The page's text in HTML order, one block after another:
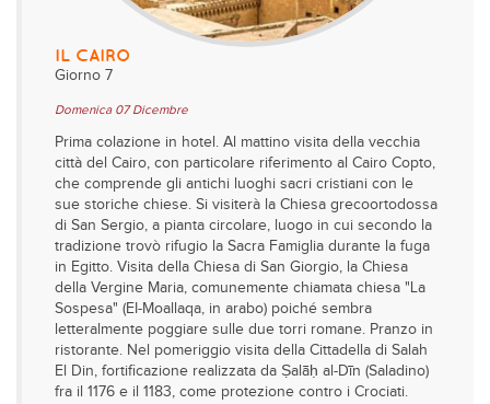
IL CAIRO
Giorno 7
Domenica 07 Dicembre
Prima colazione in hotel. Al mattino visita della vecchia
città del Cairo, con particolare riferimento al Cairo Copto,
che comprende gli antichi luoghi sacri cristiani con le
sue storiche chiese. Si visiterà la Chiesa grecoortodossa
di San Sergio, a pianta circolare, luogo in cui secondo la
tradizione trovò rifugio la Sacra Famiglia durante la fuga
in Egitto. Visita della Chiesa di San Giorgio, la Chiesa
della Vergine Maria, comunemente chiamata chiesa "La
Sospesa" (EI-Moallaqa, in arabo) poiché sembra
letteralmente poggiare sulle due torri romane. Pranzo in
ristorante. Nel pomeriggio visita della Cittadella di Salah
El Din, fortificazione realizzata da Ṣalāḥ al-Dīn (Saladino)
fra il 1176 e il 1183, come protezione contro i Crociati.